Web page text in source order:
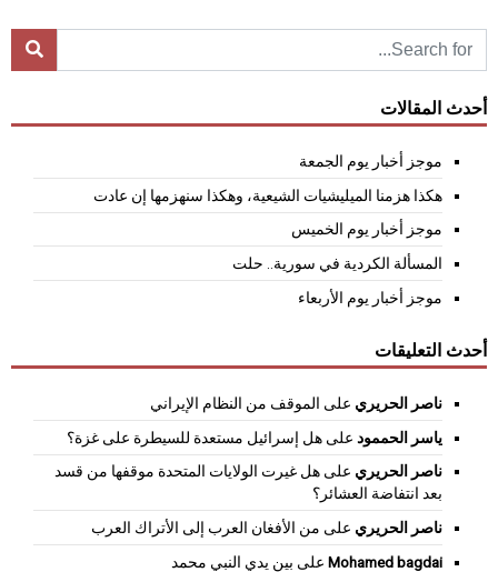
أحدث المقالات
موجز أخبار يوم الجمعة
هكذا هزمنا الميليشيات الشيعية، وهكذا سنهزمها إن عادت
موجز أخبار يوم الخميس
المسألة الكردية في سورية.. حلت
موجز أخبار يوم الأربعاء
أحدث التعليقات
ناصر الحريري على الموقف من النظام الإيراني
ياسر الحممود على هل إسرائيل مستعدة للسيطرة على غزة؟
ناصر الحريري على هل غيرت الولايات المتحدة موقفها من قسد
بعد انتفاضة العشائر؟
ناصر الحريري على من الأفغان العرب إلى الأتراك العرب
Mohamed bagdai على بين يدي النبي محمد